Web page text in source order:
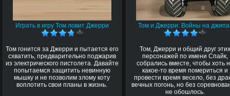
Играть в игру Том ловит Джерри
Том гонится за Джерри и пытается его
схватить, предварительно поджарив
из электрического пистолета. Давайте
попытаемся защитить невинную
мышку и не позволим злому коту
воплотить свои планы в жизнь.
Том и Джерри: Войны на
Том, Джерри и общий друг
персонажей по имени Спайк,
собрались вместе, чтобы хоть
какое-то время помериться и
провести время весело, без
вечных погонь, но без
не обошлось.